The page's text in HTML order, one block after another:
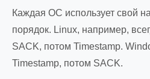
Каждая ОС использует свой
порядок. Linux, например,
SACK, потом Timestamp.
Timestamp, потом SACK.